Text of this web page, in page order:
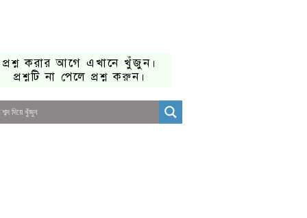
প্রশ্ন করার আগে এখানে খুঁজুন।
প্রশ্নটি না পেলে প্রশ্ন করুন।